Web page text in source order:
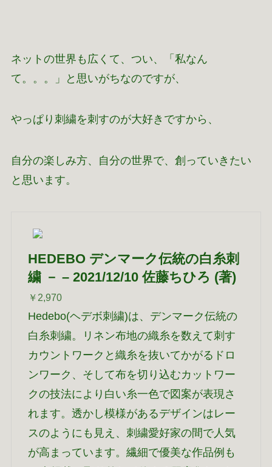
ネットの世界も広くて、つい、「私なん
て。。。」と思いがちなのですが、
やっぱり刺繍を刺すのが大好きですから、
自分の楽しみ方、自分の世界で、創っていきたい
と思います。
HEDEBO デンマーク伝統の白糸刺
繍 － – 2021/12/10 佐藤ちひろ (著)
￥2,970
Hedebo(ヘデボ刺繍)は、デンマーク伝統の
白糸刺繍。リネン布地の織糸を数えて刺す
カウントワークと織糸を抜いてかがるドロ
ンワーク、そして布を切り込むカットワー
クの技法により白い糸一色で図案が表現さ
れます。透かし模様があるデザインはレー
スのようにも見え、刺繍愛好家の間で人気
が高まっています。繊細で優美な作品例も